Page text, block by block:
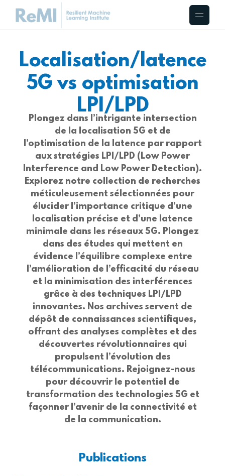
Localisation/latence
5G vs optimisation
LPI/LPD
Plongez dans l’intrigante intersection
de la localisation 5G et de
l’optimisation de la latence par rapport
aux stratégies LPI/LPD (Low Power
Interference and Low Power Detection).
Explorez notre collection de recherches
méticuleusement sélectionnées pour
élucider l’importance critique d’une
localisation précise et d’une latence
minimale dans les réseaux 5G. Plongez
dans des études qui mettent en
évidence l’équilibre complexe entre
l’amélioration de l’efficacité du réseau
et la minimisation des interférences
grâce à des techniques LPI/LPD
innovantes. Nos archives servent de
dépôt de connaissances scientifiques,
offrant des analyses complètes et des
découvertes révolutionnaires qui
propulsent l’évolution des
télécommunications. Rejoignez-nous
pour découvrir le potentiel de
transformation des technologies 5G et
façonner l’avenir de la connectivité et
de la communication.
Publications